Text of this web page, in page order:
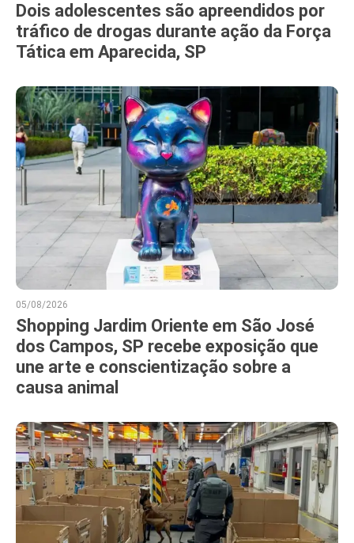
Dois adolescentes são apreendidos por
tráfico de drogas durante ação da Força
Tática em Aparecida, SP
05/08/2026
Shopping Jardim Oriente em São José
dos Campos, SP recebe exposição que
une arte e conscientização sobre a
causa animal